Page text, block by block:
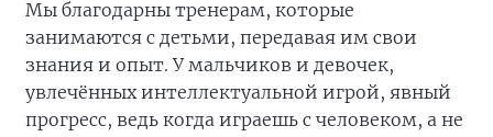
Мы благодарны тренерам, которые
занимаются с детьми, передавая им свои
знания и опыт. У мальчиков и девочек,
увлечённых интеллектуальной игрой, явный
прогресс, ведь когда играешь с человеком, а не